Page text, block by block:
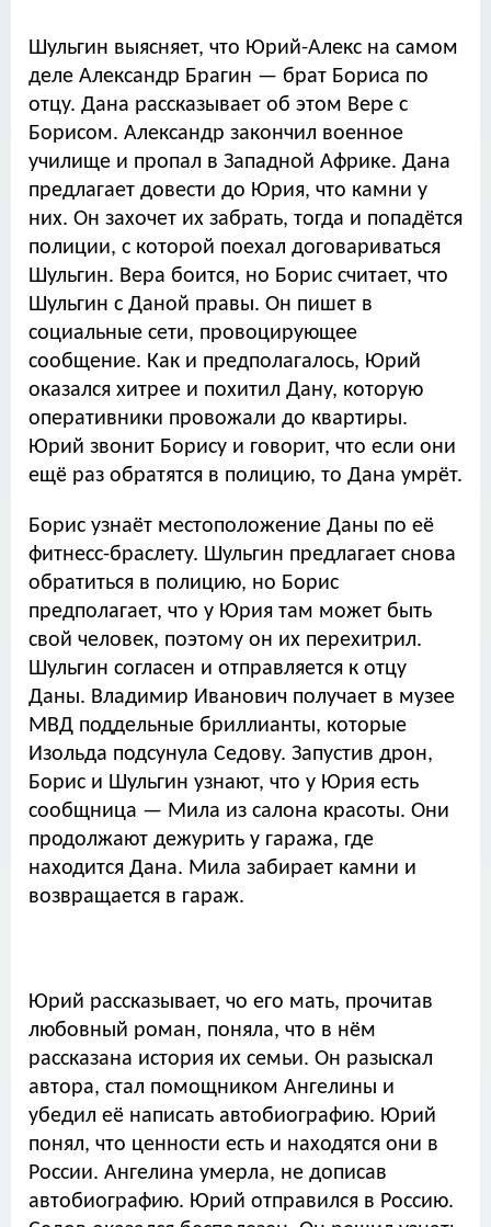
Шульгин выясняет, что Юрий-Алекс на самом
деле Александр Брагин — брат Бориса по
отцу. Дана рассказывает об этом Вере с
Борисом. Александр закончил военное
училище и пропал в Западной Африке. Дана
предлагает довести до Юрия, что камни у
них. Он захочет их забрать, тогда и попадётся
полиции, с которой поехал договариваться
Шульгин. Вера боится, но Борис считает, что
Шульгин с Даной правы. Он пишет в
социальные сети, провоцирующее
сообщение. Как и предполагалось, Юрий
оказался хитрее и похитил Дану, которую
оперативники провожали до квартиры.
Юрий звонит Борису и говорит, что если они
ещё раз обратятся в полицию, то Дана умрёт.
Борис узнаёт местоположение Даны по её
фитнесс-браслету. Шульгин предлагает снова
обратиться в полицию, но Борис
предполагает, что у Юрия там может быть
свой человек, поэтому он их перехитрил.
Шульгин согласен и отправляется к отцу
Даны. Владимир Иванович получает в музее
МВД поддельные бриллианты, которые
Изольда подсунула Седову. Запустив дрон,
Борис и Шульгин узнают, что у Юрия есть
сообщница — Мила из салона красоты. Они
продолжают дежурить у гаража, где
находится Дана. Мила забирает камни и
возвращается в гараж.
Юрий рассказывает, чо его мать, прочитав
любовный роман, поняла, что в нём
рассказана история их семьи. Он разыскал
автора, стал помощником Ангелины и
убедил её написать автобиографию. Юрий
понял, что ценности есть и находятся они в
России. Ангелина умерла, не дописав
автобиографию. Юрий отправился в Россию.